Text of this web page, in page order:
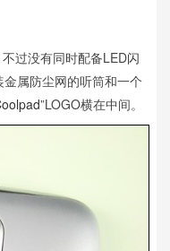
过没有同时配备LED闪
金属防尘网的听筒和一个
”LOGO横在中间。